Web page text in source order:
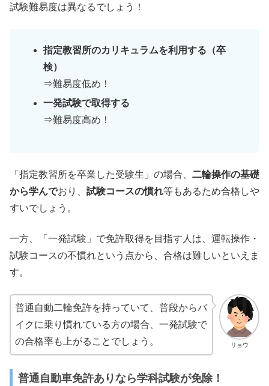
試験難易度は異なるでしょう！
指定教習所のカリキュラムを利用する（卒
検）
⇒難易度低め！
一発試験で取得する
⇒難易度高め！
「指定教習所を卒業した受験生」の場合、 二輪操作の基礎
から学んでおり、 試験コースの慣れ等もあるため合格しや
すいでしょう。
一方、「一発試験」で免許取得を目指す人は、運転操作・
試験コースの不慣れという点から、合格は難しいといえま
す。
リョウ
普通自動二輪免許を持っていて、普段からバ
イクに乗り慣れている方の場合、一発試験で
の合格率も上がることでしょう。
普通自動車免許ありなら学科試験が免除！